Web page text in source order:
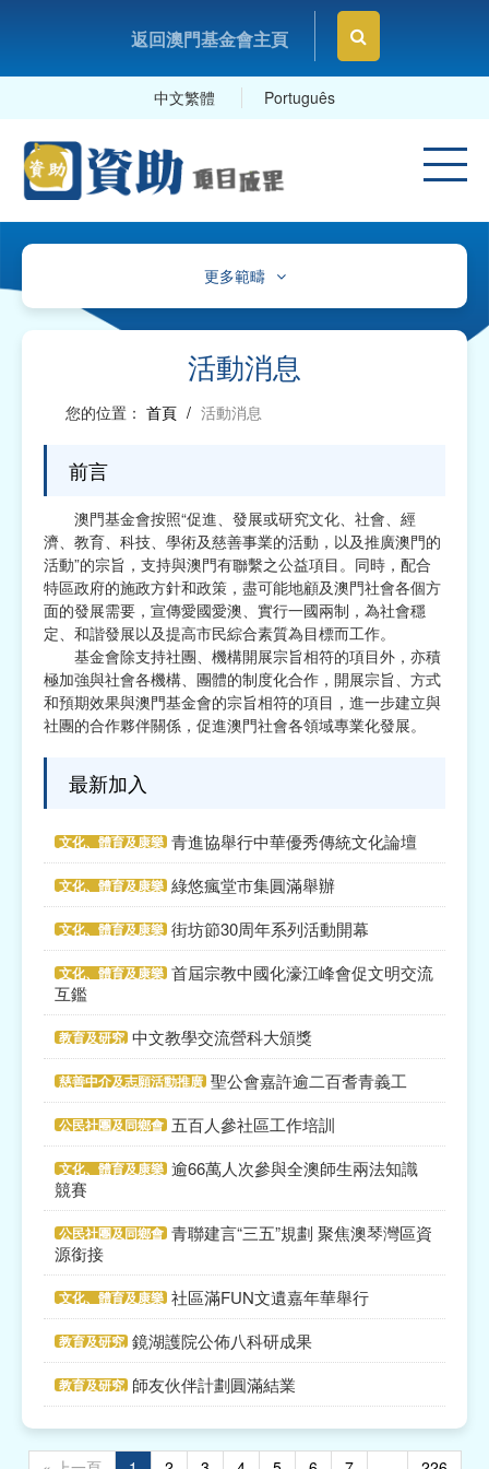
返回澳門基金會主頁
中文繁體 Português
更多範疇
文化、體育及康樂
衛生
工商及專業社團、工會
宗教
慈善中介及志願活動推廣
公民社團及同鄉會
國際
其他
活動消息
您的位置： 首頁 / 活動消息
前言
澳門基金會按照“促進、發展或研究文化、社會、經
濟、教育、科技、學術及慈善事業的活動，以及推廣澳門的
活動”的宗旨，支持與澳門有聯繫之公益項目。同時，配合
特區政府的施政方針和政策，盡可能地顧及澳門社會各個方
面的發展需要，宣傳愛國愛澳、實行一國兩制，為社會穩
定、和諧發展以及提高市民綜合素質為目標而工作。
基金會除支持社團、機構開展宗旨相符的項目外，亦積
極加強與社會各機構、團體的制度化合作，開展宗旨、方式
和預期效果與澳門基金會的宗旨相符的項目，進一步建立與
社團的合作夥伴關係，促進澳門社會各領域專業化發展。
最新加入
文化、體育及康樂 青進協舉行中華優秀傳統文化論壇
文化、體育及康樂 綠悠瘋堂市集圓滿舉辦
文化、體育及康樂 街坊節30周年系列活動開幕
文化、體育及康樂 首屆宗教中國化濠江峰會促文明交流
互鑑
教育及研究 中文教學交流營科大頒獎
慈善中介及志願活動推廣 聖公會嘉許逾二百耆青義工
公民社團及同鄉會 五百人參社區工作培訓
文化、體育及康樂 逾66萬人次參與全澳師生兩法知識
競賽
公民社團及同鄉會 青聯建言“三五”規劃 聚焦澳琴灣區資
源銜接
文化、體育及康樂 社區滿FUN文遺嘉年華舉行
教育及研究 鏡湖護院公佈八科研成果
教育及研究 師友伙伴計劃圓滿結業